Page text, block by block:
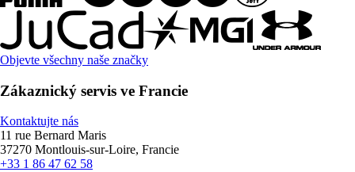
Objevte všechny naše značky
Zákaznický servis ve Francie
Kontaktujte nás
11 rue Bernard Maris
37270 Montlouis-sur-Loire, Francie
+33 1 86 47 62 58